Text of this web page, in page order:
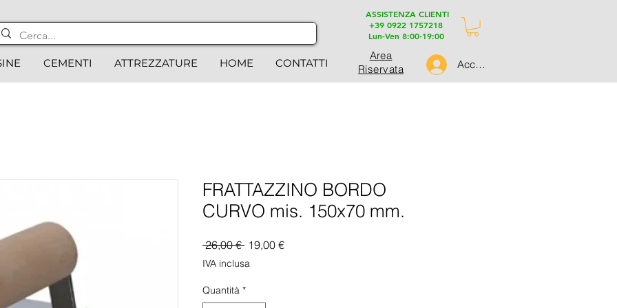
CEMENTI ATTREZZATURE HOME CONTATTI
ASSISTENZA CLIENTI
+39 0922 1757218
Lun-Ven 8:00-19:00
Area
Riservata
Accedi
FRATTAZZINO BORDO
CURVO mis. 150x70 mm.
26,00 € Prezzo
regolare
19,00 €Prezzo
IVA inclusa
Quantità *